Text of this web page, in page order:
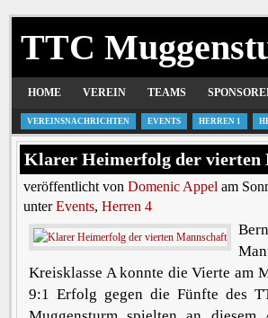
TTC
HOME VEREIN TEAMS
VEREINSNACHRICHTEN EVENTS HERREN 1
Klarer Heimerfolg der vierten
veröffentlicht von Domenic Appel am
unterEvents, Herren 4
Kreisklasse A konnte die Vierte am
9:1 Erfolg gegen die Fünfte des